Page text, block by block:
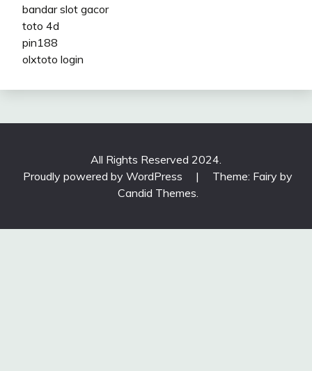
bandar slot gacor
toto 4d
pin188
olxtoto login
All Rights Reserved 2024.
Proudly powered by WordPress
|
Theme: Fairy by
Candid Themes